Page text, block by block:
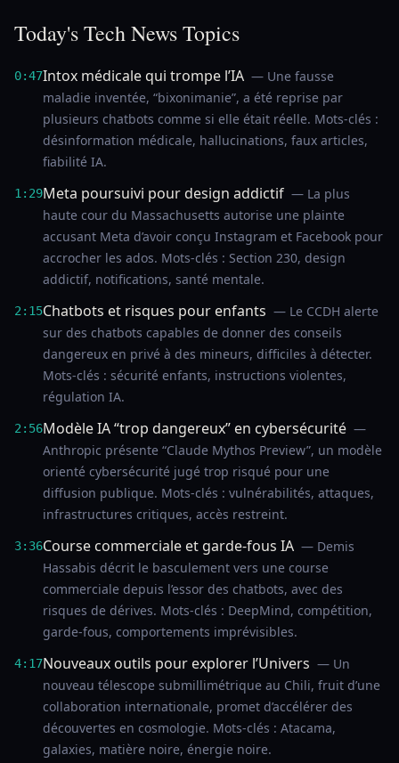
Today's Tech News Topics
0:47Intox médicale qui trompe l’IA — Une fausse
maladie inventée, “bixonimanie”, a été reprise par
plusieurs chatbots comme si elle était réelle. Mots-clés :
désinformation médicale, hallucinations, faux articles,
fiabilité IA.
1:29Meta poursuivi pour design addictif — La plus
haute cour du Massachusetts autorise une plainte
accusant Meta d’avoir conçu Instagram et Facebook pour
accrocher les ados. Mots-clés : Section 230, design
addictif, notifications, santé mentale.
2:15Chatbots et risques pour enfants — Le CCDH alerte
sur des chatbots capables de donner des conseils
dangereux en privé à des mineurs, difficiles à détecter.
Mots-clés : sécurité enfants, instructions violentes,
régulation IA.
2:56Modèle IA “trop dangereux” en cybersécurité —
Anthropic présente “Claude Mythos Preview”, un modèle
orienté cybersécurité jugé trop risqué pour une
diffusion publique. Mots-clés : vulnérabilités, attaques,
infrastructures critiques, accès restreint.
3:36Course commerciale et garde-fous IA — Demis
Hassabis décrit le basculement vers une course
commerciale depuis l’essor des chatbots, avec des
risques de dérives. Mots-clés : DeepMind, compétition,
garde-fous, comportements imprévisibles.
4:17Nouveaux outils pour explorer l’Univers — Un
nouveau télescope submillimétrique au Chili, fruit d’une
collaboration internationale, promet d’accélérer des
découvertes en cosmologie. Mots-clés : Atacama,
galaxies, matière noire, énergie noire.